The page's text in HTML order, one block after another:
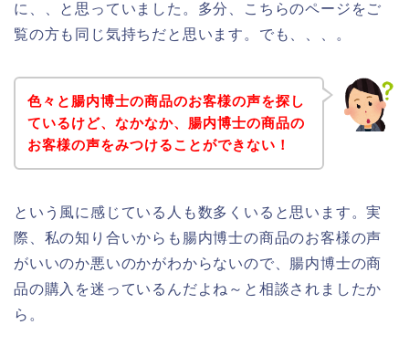
に、、と思っていました。多分、こちらのページをご
覧の方も同じ気持ちだと思います。でも、、、。
色々と腸内博士の商品のお客様の声を探し
ているけど、なかなか、腸内博士の商品の
お客様の声をみつけることができない！
という風に感じている人も数多くいると思います。実
際、私の知り合いからも腸内博士の商品のお客様の声
がいいのか悪いのかがわからないので、腸内博士の商
品の購入を迷っているんだよね～と相談されましたか
ら。